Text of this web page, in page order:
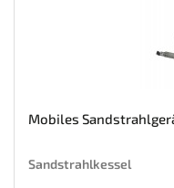
Mobiles
Sandstrahlkessel